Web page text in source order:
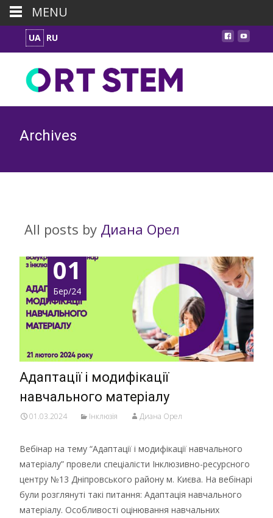
UA RU
Archives
All posts by Диана Орел
01
Бер/24
Адаптації і модифікації
навчального матеріалу
01.03.2024 Інклюзія Диана Орел
Вебінар на тему “Адаптації і модифікації навчального
матеріалу” провели спеціалісти Інклюзивно-ресурсного
центру №13 Дніпровського району м. Києва. На вебінарі
були розглянуті такі питання: Адаптація навчального
матеріалу. Особливості оцінювання навчальних
MENU